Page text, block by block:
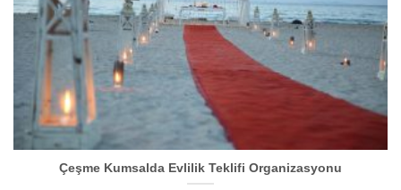
Çeşme Kumsalda Evlilik Teklifi Organizasyonu